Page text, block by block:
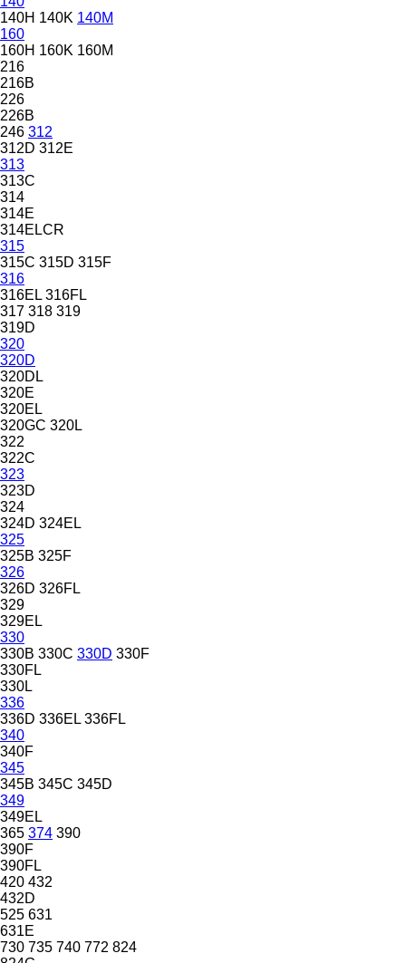
140H 140K 140M
160
160H 160K 160M
216
216B
226
226B
246 312
312D 312E
313
313C
314
314E
314ELCR
315
315C 315D 315F
316
316EL 316FL
317 318 319
319D
320
320D
320DL
320E
320EL
320GC 320L
322
322C
323
323D
324
324D 324EL
325
325B 325F
326
326D 326FL
329
329EL
330
330B 330C 330D 330F
330FL
330L
336
336D 336EL 336FL
340
340F
345
345B 345C 345D
349
349EL
365 374 390
390F
390FL
420 432
432D
525 631
631E
730 735 740 772 824